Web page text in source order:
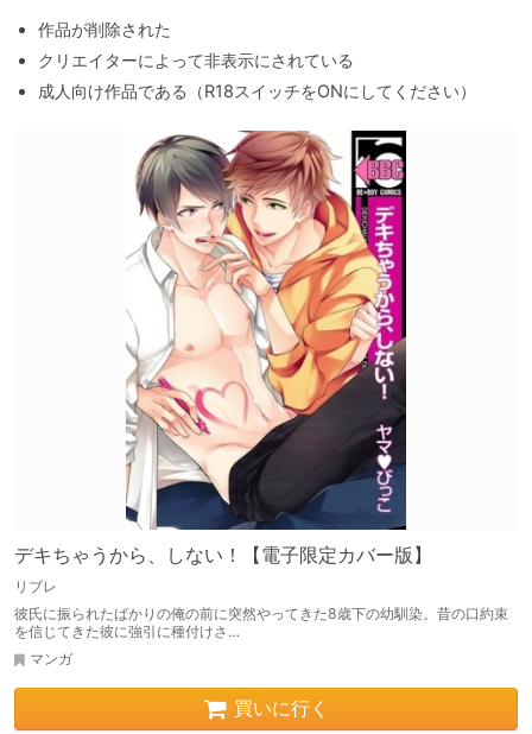
作品が削除された
クリエイターによって非表示にされている
成人向け作品である（R18スイッチをONにしてください）
デキちゃうから、しない！【電子限定カバー版】
リブレ
彼氏に振られたばかりの俺の前に突然やってきた8歳下の幼馴染。昔の口約束
を信じてきた彼に強引に種付けさ…
マンガ
買いに行く